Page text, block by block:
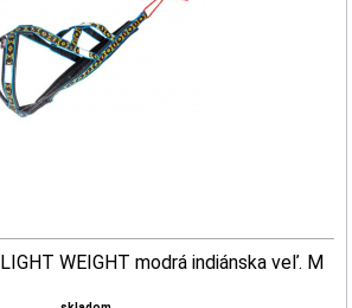
WEIGHT modrá indiánska veľ. M